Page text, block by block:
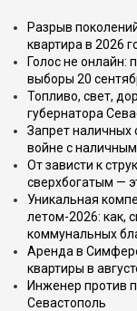
Разрыв
квартира в 2026
Голос не онлайн:
выборы 20
Топливо, свет,
губернатора
Запрет наличных
войне с
От зависти к
сверхбогатым —
Уникальная
летом-2026: как,
коммунальных
Аренда в
квартиры в
Инженер против
Севастополь